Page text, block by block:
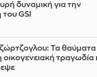
δυναμική για την
GSI
Τα
οικογενειακή τραγωδία